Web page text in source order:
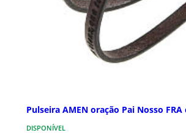
Pulseira AMEN oração Pai Nosso
DISPONÍVEL